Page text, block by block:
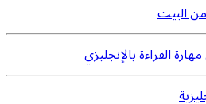
من البيت
القراءة بالإنجليزي